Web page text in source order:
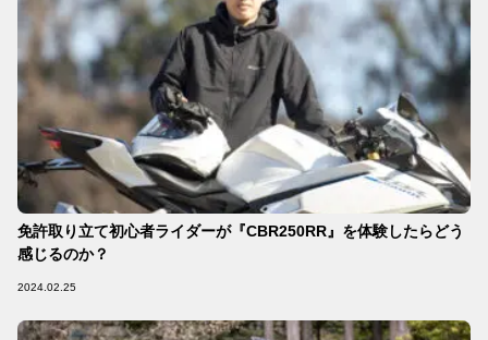
免許取り立て初心者ライダーが『CBR250RR』を体験したらどう
感じるのか？
2024.02.25